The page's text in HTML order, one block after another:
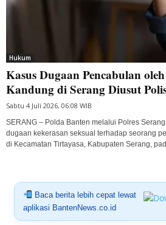
Hukum
Kasus Dugaan Pencabulan
Kandung di Serang Diusut
Sabtu 4 Juli 2026, 06:08 WIB
SERANG – Polda Banten melalui Polres
dugaan kekerasan seksual terhadap seorang
di Kecamatan Tirtayasa, Kabupaten Serang,
Baca berita lebih cepat lewat
aplikasi BantenNews.co.id